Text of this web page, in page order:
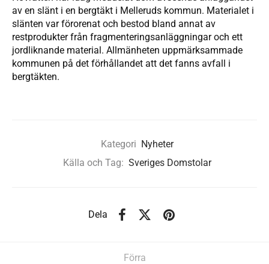
av en slänt i en bergtäkt i Melleruds kommun. Materialet i
slänten var förorenat och bestod bland annat av
restprodukter från fragmenteringsanläggningar och ett
jordliknande material. Allmänheten uppmärksammade
kommunen på det förhållandet att det fanns avfall i
bergtäkten.
Kategori Nyheter
Källa och Tag: Sveriges Domstolar
Dela
Förra